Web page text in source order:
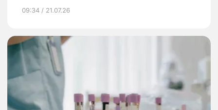
09:34 / 21.07.26